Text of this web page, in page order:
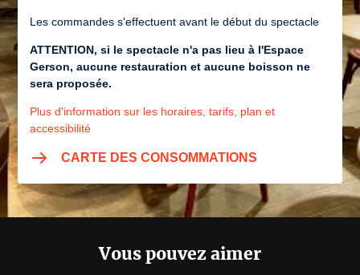
Vous pouvez aimer
Les commandes s'effectuent avant le début du spectacle
ATTENTION, si le spectacle n'a pas lieu à l'Espace
Gerson, aucune restauration et aucune boisson ne
sera proposée.
Plus d'information sur les horaires, tarifs, plan et
accessibilité
CARTE DES CONSOMMATIONS